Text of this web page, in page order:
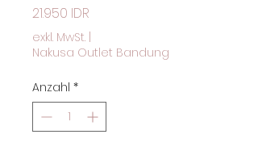
21.950 IDR
exkl. MwSt.
Nakusa Outlet Bandung
Anzahl *